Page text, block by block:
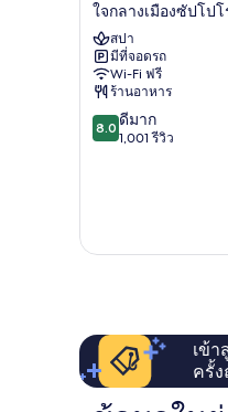
ซัป
โปโร
โอ
โดริ
เอกิ
มา
เอะ
ซัป
ใจกลางเมืองซัปโปโ
สปา
มีที่จอดรถ
Wi-Fi ฟรี
ร้านอาหาร
8.0
จาก
8.0 ดีมาก
1,001 รีวิว
เข้
ครั้